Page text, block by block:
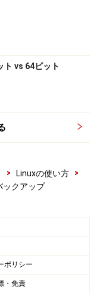
ト vs 64ビット
> Linuxの使い方
>
ックアップ
ポリシー
・免責